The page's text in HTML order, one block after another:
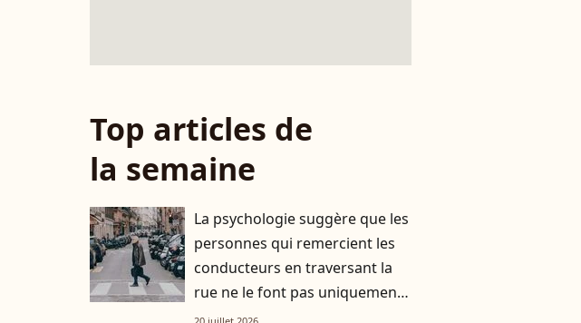
Top articles de
la semaine
La psychologie suggère que les
personnes qui remercient les
conducteurs en traversant la
rue ne le font pas uniquement
par gratitude